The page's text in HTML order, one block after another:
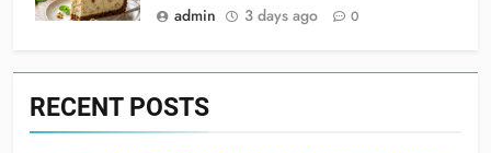
admin
3 days ago 0
RECENT POSTS